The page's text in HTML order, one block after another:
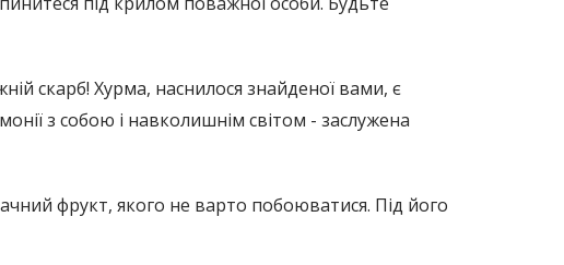
скарб! Хурма, наснилося знайденої вами, є
з собою і навколишнім світом - заслужена
фрукт, якого не варто побоюватися. Під його